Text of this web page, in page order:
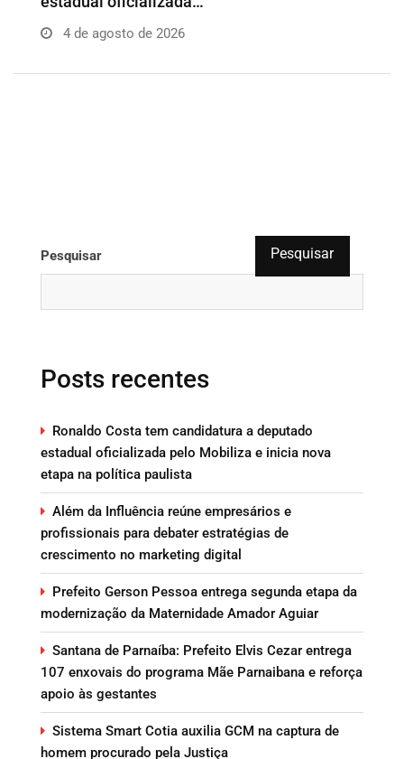
4 de agosto de 2026
Pesquisar Pesquisar
Posts recentes
Ronaldo Costa tem candidatura a deputado
estadual oficializada pelo Mobiliza e inicia nova
etapa na política paulista
Além da Influência reúne empresários e
profissionais para debater estratégias de
crescimento no marketing digital
Prefeito Gerson Pessoa entrega segunda etapa da
modernização da Maternidade Amador Aguiar
Santana de Parnaíba: Prefeito Elvis Cezar entrega
107 enxovais do programa Mãe Parnaibana e reforça
apoio às gestantes
Sistema Smart Cotia auxilia GCM na captura de
homem procurado pela Justiça